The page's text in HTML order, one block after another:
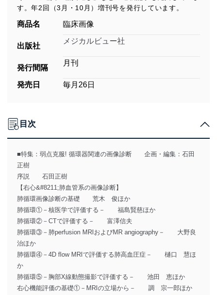
す。年2回（3月・10月）増刊号を発行しています。
商品名 臨床画像
出版社
メジカルビュー社
発行間隔
月刊
発売日 毎月26日
目次
■特集：弱点克服! 循環器関連の画像診断 企画・編集：石田
正樹
序説 石田正樹
【右心&#8211;肺血管系の画像診断】
肺循環画像診断の基礎 荒木 俊ほか
肺循環①－核医学で評価する－ 福島賢慈ほか
肺循環②－CTで評価する－ 富澤信夫
肺循環③－肺perfusion MRIおよびMR angiography－ 大野良
治ほか
肺循環④－4D flow MRIで評価する肺高血圧症－ 樋口 慧ほ
か
肺循環⑤－胸部X線動態撮影で評価する－ 池田 恵ほか
右心機能評価の基礎①－MRIの立場から－ 調 宗一郎ほか